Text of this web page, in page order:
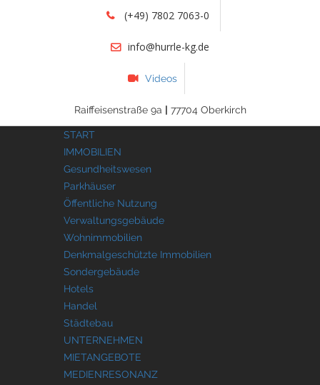
(+49) 7802 7063-0
info@hurrle-kg.de
Videos
Raiffeisenstraße 9a | 77704 Oberkirch
START
IMMOBILIEN
Gesundheitswesen
Parkhäuser
Öffentliche Nutzung
Verwaltungsgebäude
Wohnimmobilien
Denkmalgeschützte Immobilien
Sondergebäude
Hotels
Handel
Städtebau
UNTERNEHMEN
MIETANGEBOTE
MEDIENRESONANZ